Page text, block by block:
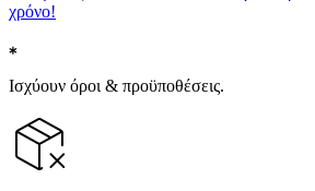
χρόνο!
Ισχύουν όροι & προϋποθέσεις.